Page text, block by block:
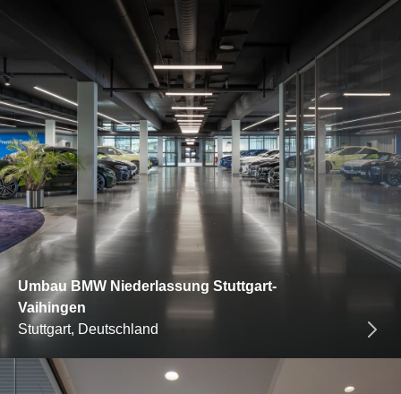
Umbau BMW Niederlassung Stuttgart-
Vaihingen
Stuttgart, Deutschland